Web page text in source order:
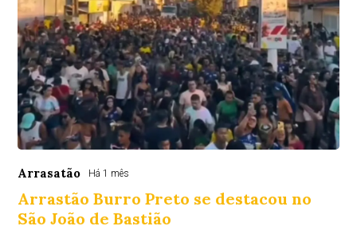
Arrasatão Há 1 mês
Arrastão Burro Preto se destacou no
São João de Bastião